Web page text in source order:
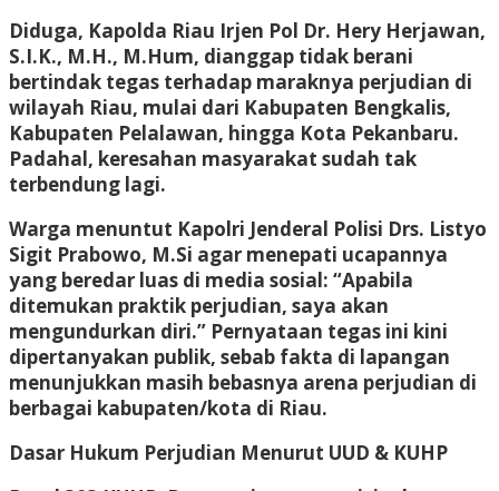
Diduga, Kapolda Riau Irjen Pol Dr. Hery Herjawan,
S.I.K., M.H., M.Hum, dianggap tidak berani
bertindak tegas terhadap maraknya perjudian di
wilayah Riau, mulai dari Kabupaten Bengkalis,
Kabupaten Pelalawan, hingga Kota Pekanbaru.
Padahal, keresahan masyarakat sudah tak
terbendung lagi.
Warga menuntut Kapolri Jenderal Polisi Drs. Listyo
Sigit Prabowo, M.Si agar menepati ucapannya
yang beredar luas di media sosial: “Apabila
ditemukan praktik perjudian, saya akan
mengundurkan diri.” Pernyataan tegas ini kini
dipertanyakan publik, sebab fakta di lapangan
menunjukkan masih bebasnya arena perjudian di
berbagai kabupaten/kota di Riau.
Dasar Hukum Perjudian Menurut UUD & KUHP